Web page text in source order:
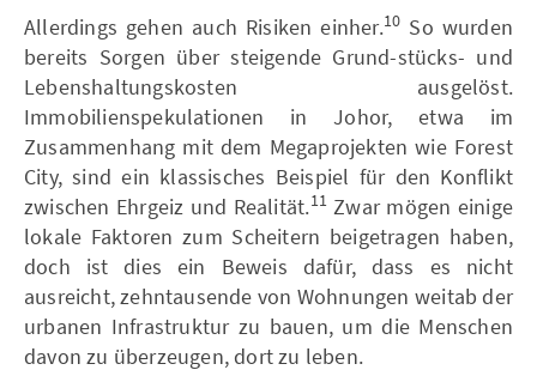
Allerdings gehen auch Risiken einher.10 So wurden
bereits Sorgen über steigende Grund-stücks- und
Lebenshaltungskosten ausgelöst.
Immobilienspekulationen in Johor, etwa im
Zusammenhang mit dem Megaprojekten wie Forest
City, sind ein klassisches Beispiel für den Konflikt
zwischen Ehrgeiz und Realität.11Zwar mögen einige
lokale Faktoren zum Scheitern beigetragen haben,
doch ist dies ein Beweis dafür, dass es nicht
ausreicht, zehntausende von Wohnungen weitab der
urbanen Infrastruktur zu bauen, um die Menschen
davon zu überzeugen, dort zu leben.